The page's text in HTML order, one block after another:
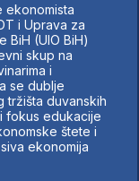
ekonomista
i Uprava za
BiH (UIO BiH)
skup na
i
se dublje
tržišta duvanskih
fokus edukacije
štete i
ekonomija